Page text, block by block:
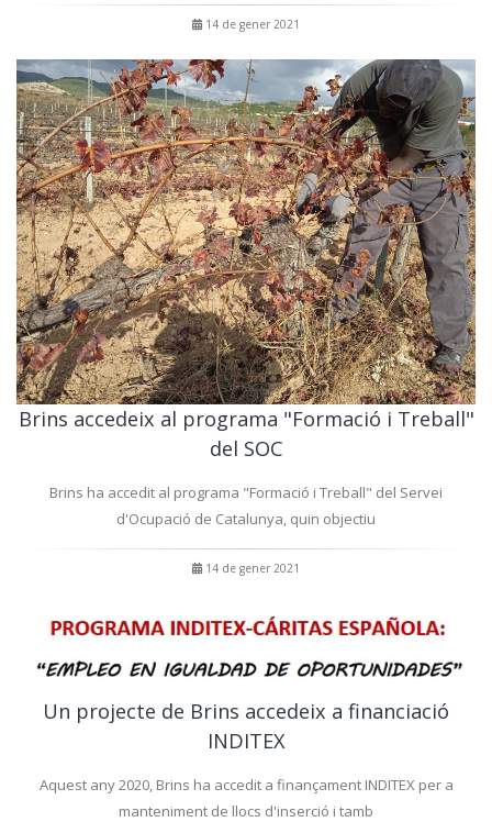
14 de gener 2021
Brins accedeix al programa "Formació i Treball"
del SOC
Brins ha accedit al programa "Formació i Treball" del Servei
d'Ocupació de Catalunya, quin objectiu
14 de gener 2021
Un projecte de Brins accedeix a financiació
INDITEX
Aquest any 2020, Brins ha accedit a finançament INDITEX per a
manteniment de llocs d'inserció i tamb